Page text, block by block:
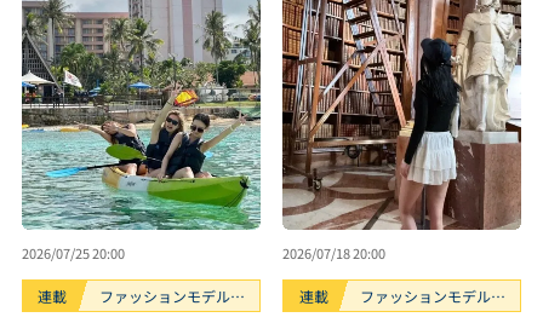
2026/07/25 20:00
連載
ファッションモデルの
2026/07/18 20:00
連載
ファッションモデルの